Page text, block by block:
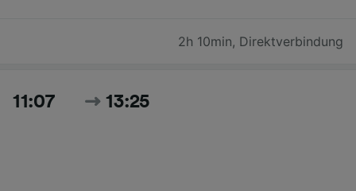
2h 10min, Direktverbindung
11:07 13:25